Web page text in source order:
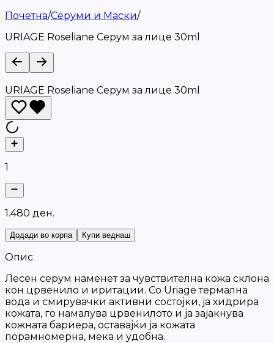
Почетна/Серуми и Маски/
URIAGE Roseliane Серум за лице 30ml
URIAGE Roseliane Серум за лице 30ml
1
1.480 ден.
Додади во корпа Купи веднаш
Опис
Лесен серум наменет за чувствителна кожа склона
кон црвенило и иритации. Со Uriage термална
вода и смирувачки активни состојки, ја хидрира
кожата, го намалува црвенилото и ја зајакнува
кожната бариера, оставајќи ја кожата
порамномерна, мека и удобна.